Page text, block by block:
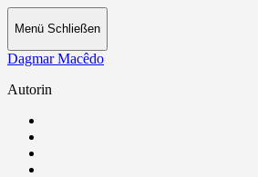
Menü Schließen
Dagmar Macêdo
Autorin